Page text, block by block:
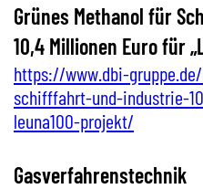
Grünes Methanol für
10,4 Millionen Euro für
https://www.dbi-
schifffahrt-und-industrie-
leuna100-projekt/
Gasverfahrenstechnik